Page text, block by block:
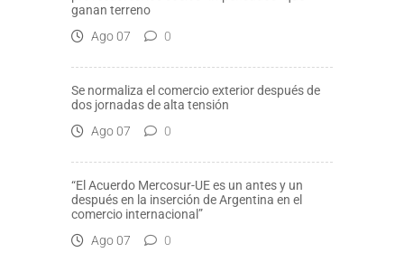
ganan terreno
Ago 07
0
Se normaliza el comercio exterior después de
dos jornadas de alta tensión
Ago 07
0
“El Acuerdo Mercosur-UE es un antes y un
después en la inserción de Argentina en el
comercio internacional”
Ago 07
0